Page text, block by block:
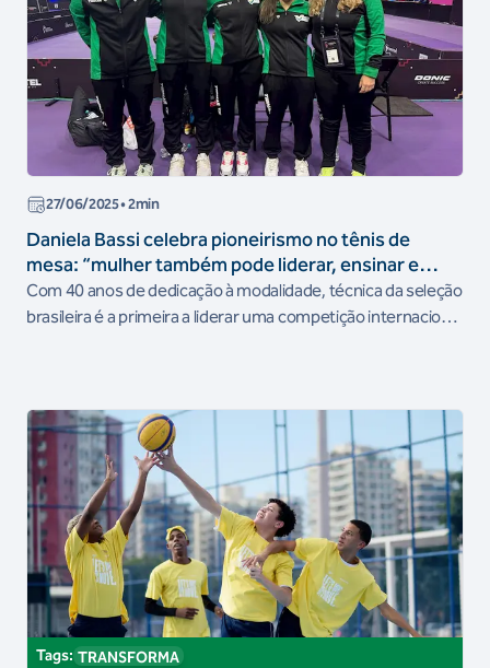
27/06/2025• 2min
Daniela Bassi celebra pioneirismo no tênis de
mesa: “mulher também pode liderar, ensinar e
transformar”
Com 40 anos de dedicação à modalidade, técnica da seleção
brasileira é a primeira a liderar uma competição internacional
Tags: TRANSFORMA